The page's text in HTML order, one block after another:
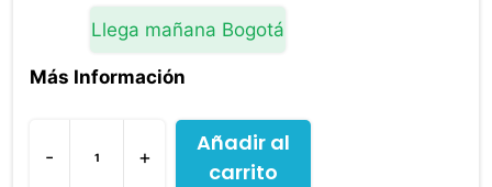
$45,500.00. $44,500.00.
Llega mañana Bogotá
Más Información
-
Crema
+
Añadir al
carrito